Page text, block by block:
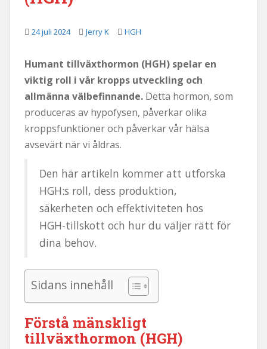
24 juli 2024 Jerry K HGH
Humant tillväxthormon (HGH) spelar en
viktig roll i vår kropps utveckling och
allmänna välbefinnande. Detta hormon, som
produceras av hypofysen, påverkar olika
kroppsfunktioner och påverkar vår hälsa
avsevärt när vi åldras.
Den här artikeln kommer att utforska
HGH:s roll, dess produktion,
säkerheten och effektiviteten hos
HGH-tillskott och hur du väljer rätt för
dina behov.
Sidans innehåll
Förstå mänskligt
tillväxthormon (HGH)